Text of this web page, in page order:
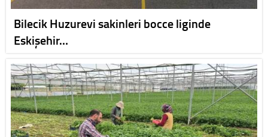
Bilecik Huzurevi sakinleri bocce liginde
Eskişehir…